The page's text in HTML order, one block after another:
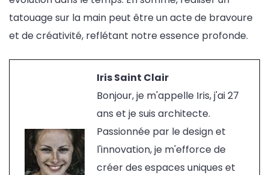
tatouage sur la main peut être un acte de bravoure
et de créativité, reflétant notre essence profonde.
Iris Saint Clair
Bonjour, je m'appelle Iris, j'ai 27
ans et je suis architecte.
Passionnée par le design et
l'innovation, je m'efforce de
créer des espaces uniques et